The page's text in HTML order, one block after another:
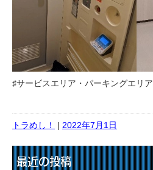
♯サービスエリア・パーキングエリア
トラめし！ | 2022年7月1日
最近の投稿